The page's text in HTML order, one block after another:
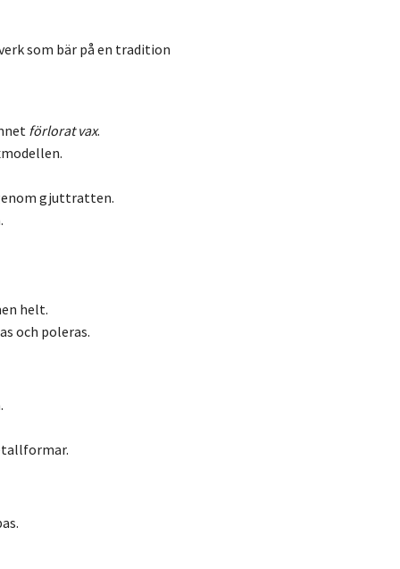
som bär på en tradition
förlorat vax.
gjuttratten.
helt.
och poleras.